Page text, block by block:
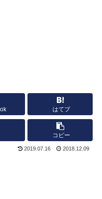
はてブ
コピー
2019.07.16 2018.12.09